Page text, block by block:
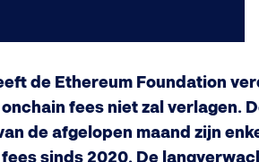
de Ethereum Foundation
onchain fees niet zal verlagen.
de afgelopen maand zijn
sinds 2020. De